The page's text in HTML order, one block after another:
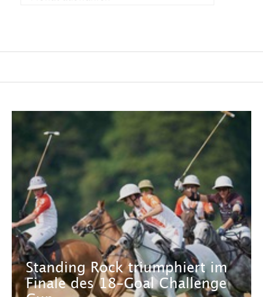
Standing Rock triumphiert im
Finale des 18-Goal Challenge